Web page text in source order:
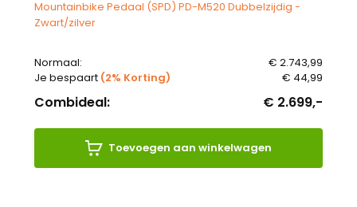
Mountainbike Pedaal (SPD) PD-M520 Dubbelzijdig -
Zwart/zilver
Normaal:
€ 2.743,99
Je bespaart (2% Korting) € 44,99
Combideal: € 2.699,-
Toevoegen aan winkelwagen